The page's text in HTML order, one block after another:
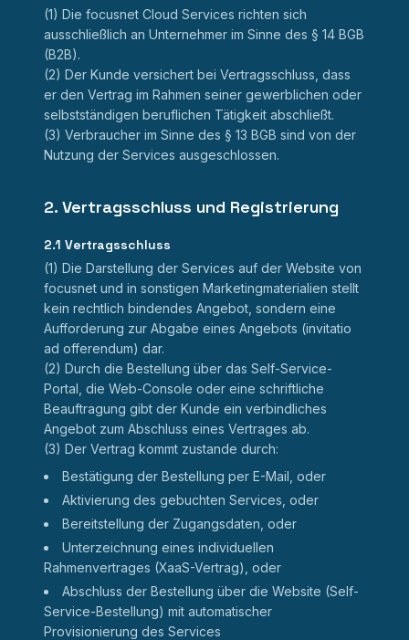
(1) Die focusnet Cloud Services richten sich
ausschließlich an Unternehmer im Sinne des § 14 BGB
(B2B).
(2) Der Kunde versichert bei Vertragsschluss, dass
er den Vertrag im Rahmen seiner gewerblichen oder
selbstständigen beruflichen Tätigkeit abschließt.
(3) Verbraucher im Sinne des § 13 BGB sind von der
Nutzung der Services ausgeschlossen.
2. Vertragsschluss und Registrierung
2.1 Vertragsschluss
(1) Die Darstellung der Services auf der Website von
focusnet und in sonstigen Marketingmaterialien stellt
kein rechtlich bindendes Angebot, sondern eine
Aufforderung zur Abgabe eines Angebots (invitatio
ad offerendum) dar.
(2) Durch die Bestellung über das Self-Service-
Portal, die Web-Console oder eine schriftliche
Beauftragung gibt der Kunde ein verbindliches
Angebot zum Abschluss eines Vertrages ab.
(3) Der Vertrag kommt zustande durch:
Bestätigung der Bestellung per E-Mail, oder
Aktivierung des gebuchten Services, oder
Bereitstellung der Zugangsdaten, oder
Unterzeichnung eines individuellen
Rahmenvertrages (XaaS-Vertrag), oder
Abschluss der Bestellung über die Website (Self-
Service-Bestellung) mit automatischer
Provisionierung des Services